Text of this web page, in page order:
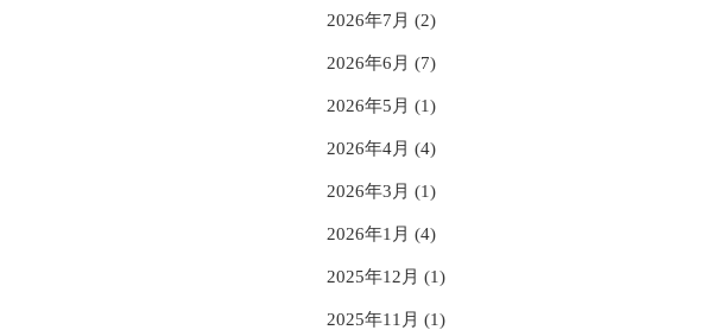
2026年7月 (2)
2026年6月 (7)
2026年5月 (1)
2026年4月 (4)
2026年3月 (1)
2026年1月 (4)
2025年12月 (1)
2025年11月 (1)